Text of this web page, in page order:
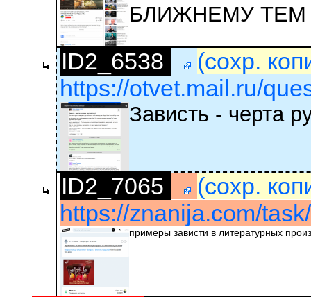
БЛИЖНЕМУ ТЕМ
ID2_6538
(сохр.
https://otvet.mail.ru/
Зависть - черта
ID2_7065
(сохр.
https://znanija.com/
примеры зависти в литературных